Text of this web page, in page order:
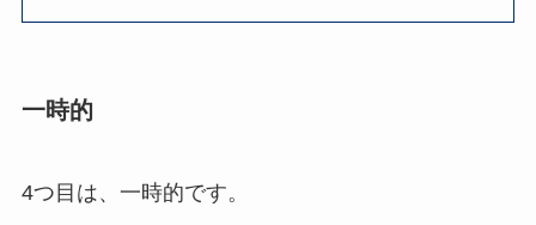
一時的
4つ目は、一時的です。